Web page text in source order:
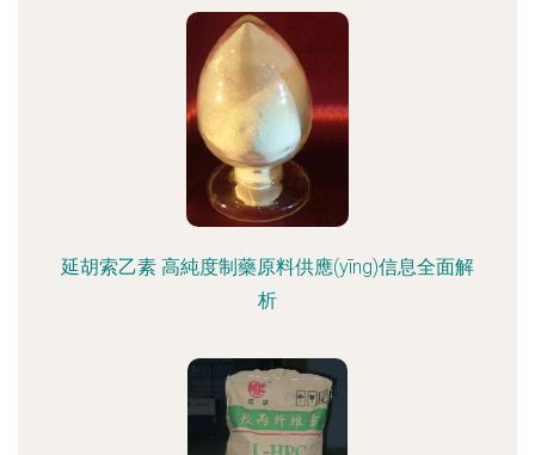
延胡索乙素 高純度制藥原料供應(yīng)信息全面解
析